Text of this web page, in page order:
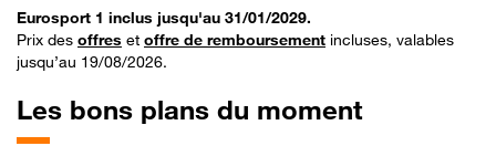
Eurosport 1 inclus jusqu'au 31/01/2029.
Prix des offres et offre de remboursement incluses, valables
jusqu’au 19/08/2026.
Les bons plans du moment